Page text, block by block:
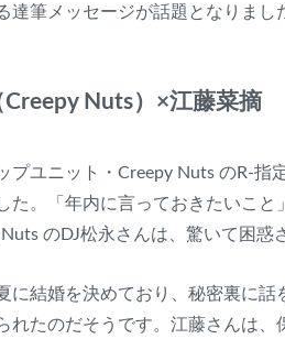
達筆メッセージが話題となりまし
Creepy Nuts）×江藤菜摘
プユニット・Creepy Nuts のR‐
た。「年内に言っておきたいこと
のDJ松永さんは、驚いて困惑
に結婚を決めており、秘密裏に
れたのだそうです。江藤さんは